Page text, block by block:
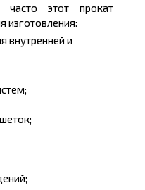
часто этот прокат
изготовления:
внутренней и